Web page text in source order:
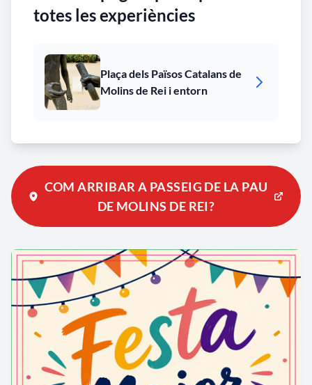
totes les experiències
Plaça dels Països Catalans de
Molins de Rei i entorn
COM ARRIBAR A PASSEIG DE LA PAU
DE MOLINS DE REI?